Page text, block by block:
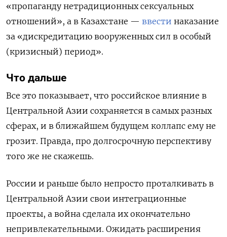
«пропаганду нетрадиционных сексуальных
отношений», а в Казахстане — ввести наказание
за «дискредитацию вооруженных сил в особый
(кризисный) период».
Что дальше
Все это показывает, что российское влияние в
Центральной Азии сохраняется в самых разных
сферах, и в ближайшем будущем коллапс ему не
грозит. Правда, про долгосрочную перспективу
того же не скажешь.
России и раньше было непросто проталкивать в
Центральной Азии свои интеграционные
проекты, а война сделала их окончательно
непривлекательными. Ожидать расширения